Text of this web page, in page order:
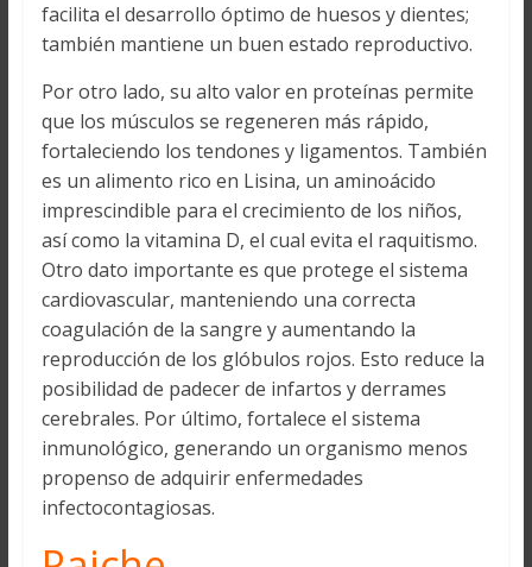
facilita el desarrollo óptimo de huesos y dientes;
también mantiene un buen estado reproductivo.
Por otro lado, su alto valor en proteínas permite
que los músculos se regeneren más rápido,
fortaleciendo los tendones y ligamentos. También
es un alimento rico en Lisina, un aminoácido
imprescindible para el crecimiento de los niños,
así como la vitamina D, el cual evita el raquitismo.
Otro dato importante es que protege el sistema
cardiovascular, manteniendo una correcta
coagulación de la sangre y aumentando la
reproducción de los glóbulos rojos. Esto reduce la
posibilidad de padecer de infartos y derrames
cerebrales. Por último, fortalece el sistema
inmunológico, generando un organismo menos
propenso de adquirir enfermedades
infectocontagiosas.